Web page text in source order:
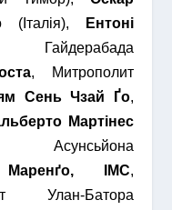
Ентоні
, Митрополит
Сень Чзай Ґо,
Мартінес
Асунсьйона
IMC,
Улан-Батора